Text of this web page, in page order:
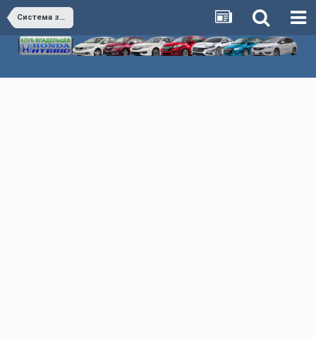
Система зажигания